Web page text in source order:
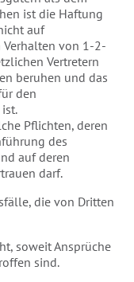
ist die Haftung
auf
von 1-2-
Vertretern
beruhen und das
den
Pflichten, deren
des
auf deren
darf.
die von Dritten
soweit Ansprüche
sind.